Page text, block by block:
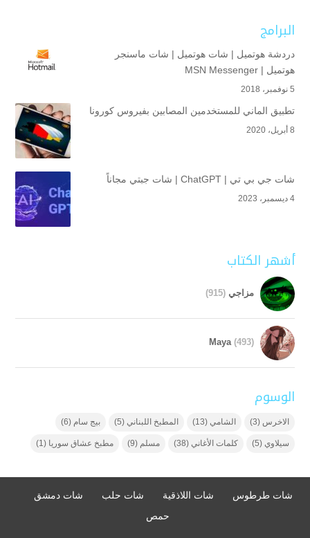
البرامج
دردشة هوتميل | شات هوتميل | شات ماسنجر
هوتميل | MSN Messenger
5 نوفمبر، 2018
تطبيق الماني للمستخدمين المصابين بفيروس كورونا
8 أبريل، 2020
شات جي بي تي | ChatGPT | شات جبتي مجاناً
4 ديسمبر، 2023
أشهر الكتاب
مزاجي (915)
Maya (493)
الوسوم
الاخرس (3) الشامي (13) المطبخ اللبناني (5) بيج سام (6)
سيلاوي (5) كلمات الأغاني (38) مسلم (9) مطبخ عشاق سوريا (1)
شات طرطوس شات اللاذقية شات حلب
شات دمشق
حمص